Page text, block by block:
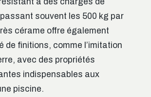
à des charges de
souvent les 500 kg par
cérame offre également
de finitions, comme l’imitation
avec des propriétés
indispensables aux
piscine.